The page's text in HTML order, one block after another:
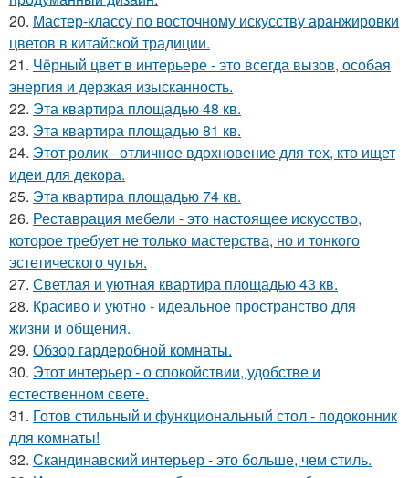
20. Мастер-классу по восточному искусству аранжировки
цветов в китайской традиции.
21. Чёрный цвет в интерьере - это всегда вызов, особая
энергия и дерзкая изысканность.
22. Эта квартира площадью 48 кв.
23. Эта квартира площадью 81 кв.
24. Этот ролик - отличное вдохновение для тех, кто ищет
идеи для декора.
25. Эта квартира площадью 74 кв.
26. Реставрация мебели - это настоящее искусство,
которое требует не только мастерства, но и тонкого
эстетического чутья.
27. Светлая и уютная квартира площадью 43 кв.
28. Красиво и уютно - идеальное пространство для
жизни и общения.
29. Обзор гардеробной комнаты.
30. Этот интерьер - о спокойствии, удобстве и
естественном свете.
31. Готов стильный и функциональный стол - подоконник
для комнаты!
32. Скандинавский интерьер - это больше, чем стиль.